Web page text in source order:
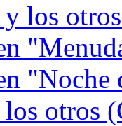
los
otros